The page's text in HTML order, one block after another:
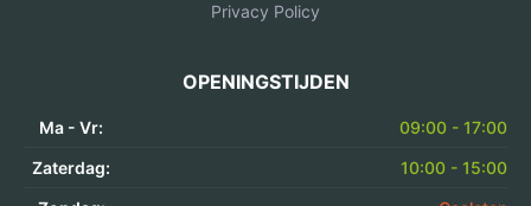
Privacy Policy
OPENINGSTIJDEN
Ma - Vr:
09:00 - 17:00
Zaterdag:
10:00 - 15:00